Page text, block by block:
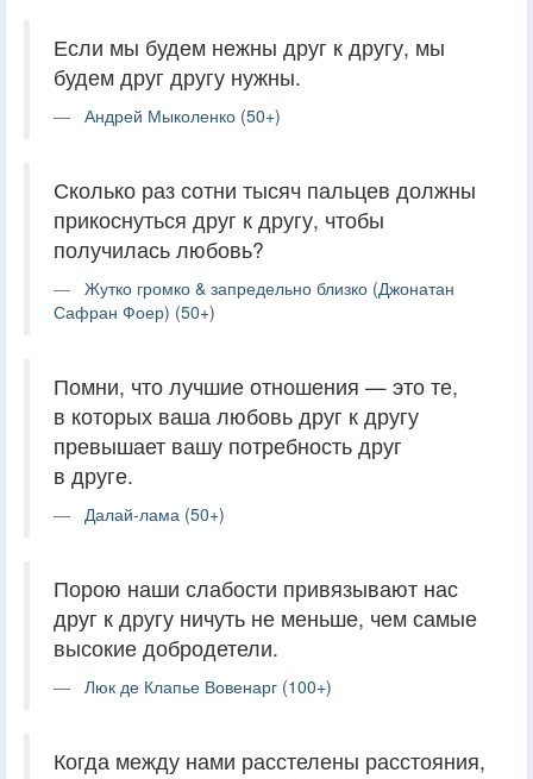
Если мы будем нежны друг к другу, мы
будем друг другу нужны.
Андрей Мыколенко (50+)
Сколько раз сотни тысяч пальцев должны
прикоснуться друг к другу, чтобы
получилась любовь?
Жутко громко & запредельно близко (Джонатан
Сафран Фоер) (50+)
Помни, что лучшие отношения — это те,
в которых ваша любовь друг к другу
превышает вашу потребность друг
в друге.
Далай-лама (50+)
Порою наши слабости привязывают нас
друг к другу ничуть не меньше, чем самые
высокие добродетели.
Люк де Клапье Вовенарг (100+)
Когда между нами расстелены расстояния,